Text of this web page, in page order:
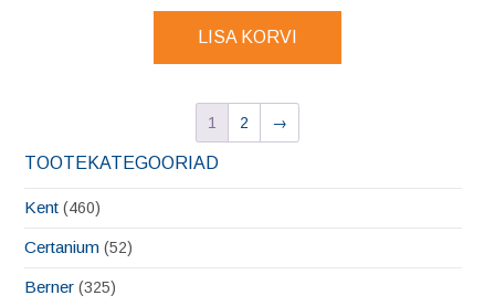
LISA KORVI
1 2 →
TOOTEKATEGOORIAD
Kent (460)
Certanium (52)
Berner (325)